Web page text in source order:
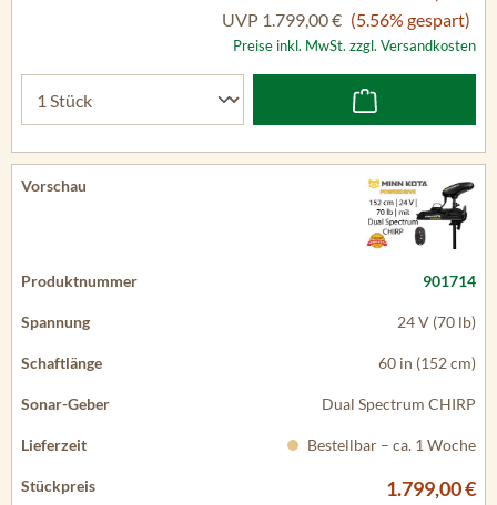
UVP 1.799,00 € (5.56% gespart)
Preise inkl. MwSt. zzgl. Versandkosten
901714
24 V (70 lb)
60 in (152 cm)
Dual Spectrum CHIRP
Bestellbar – ca. 1 Woche
1.799,00 €